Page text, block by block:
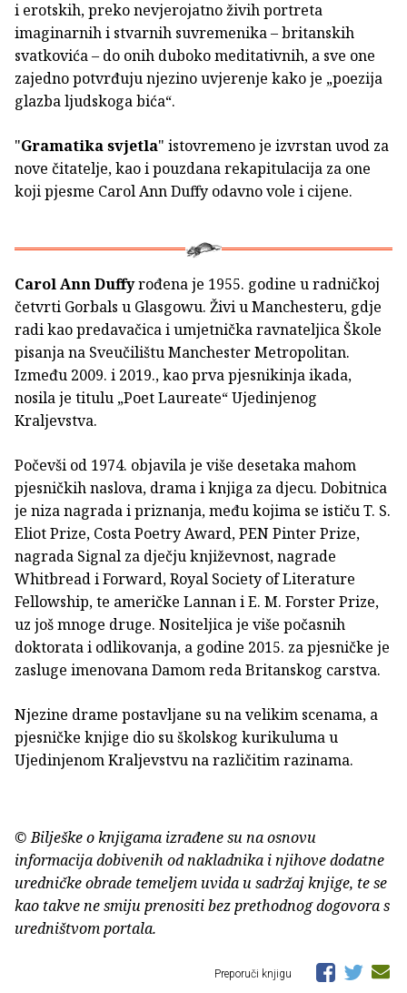
i erotskih, preko nevjerojatno živih portreta
imaginarnih i stvarnih suvremenika – britanskih
svatkovića – do onih duboko meditativnih, a sve one
zajedno potvrđuju njezino uvjerenje kako je „poezija
glazba ljudskoga bića“.
"Gramatika svjetla" istovremeno je izvrstan uvod za
nove čitatelje, kao i pouzdana rekapitulacija za one
koji pjesme Carol Ann Duffy odavno vole i cijene.
Carol Ann Duffyrođena je 1955. godine u radničkoj
četvrti Gorbals u Glasgowu. Živi u Manchesteru, gdje
radi kao predavačica i umjetnička ravnateljica Škole
pisanja na Sveučilištu Manchester Metropolitan.
Između 2009. i 2019., kao prva pjesnikinja ikada,
nosila je titulu „Poet Laureate“ Ujedinjenog
Kraljevstva.
Počevši od 1974. objavila je više desetaka mahom
pjesničkih naslova, drama i knjiga za djecu. Dobitnica
je niza nagrada i priznanja, među kojima se ističu T. S.
Eliot Prize, Costa Poetry Award, PEN Pinter Prize,
nagrada Signal za dječju književnost, nagrade
Whitbread i Forward, Royal Society of Literature
Fellowship, te američke Lannan i E. M. Forster Prize,
uz još mnoge druge. Nositeljica je više počasnih
doktorata i odlikovanja, a godine 2015. za pjesničke je
zasluge imenovana Damom reda Britanskog carstva.
Njezine drame postavljane su na velikim scenama, a
pjesničke knjige dio su školskog kurikuluma u
Ujedinjenom Kraljevstvu na različitim razinama.
© Bilješke o knjigama izrađene su na osnovu
informacija dobivenih od nakladnika i njihove dodatne
uredničke obrade temeljem uvida u sadržaj knjige, te se
kao takve ne smiju prenositi bez prethodnog dogovora s
uredništvom portala.
Preporuči knjigu